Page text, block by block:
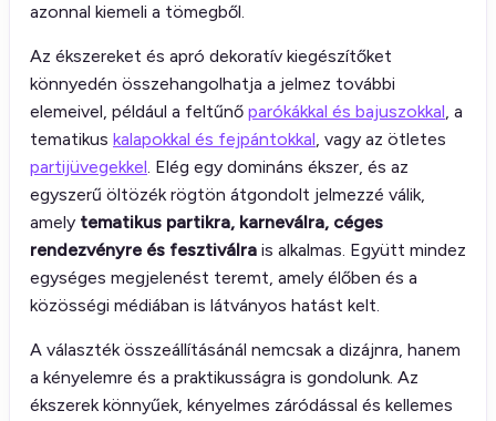
azonnal kiemeli a tömegből.
Az ékszereket és apró dekoratív kiegészítőket
könnyedén összehangolhatja a jelmez további
elemeivel, például a feltűnő parókákkal és bajuszokkal, a
tematikus kalapokkal és fejpántokkal, vagy az ötletes
partijüvegekkel. Elég egy domináns ékszer, és az
egyszerű öltözék rögtön átgondolt jelmezzé válik,
amely tematikus partikra, karneválra, céges
rendezvényre és fesztiválra is alkalmas. Együtt mindez
egységes megjelenést teremt, amely élőben és a
közösségi médiában is látványos hatást kelt.
A választék összeállításánál nemcsak a dizájnra, hanem
a kényelemre és a praktikusságra is gondolunk. Az
ékszerek könnyűek, kényelmes záródással és kellemes